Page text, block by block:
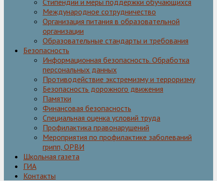
Стипендии и меры поддержки обучающихся
Международное сотрудничество
Организация питания в образовательной
организации
Образовательные стандарты и требования
Безопасность
Информационная безопасность. Обработка
персональных данных
Противодействие экстремизму и терроризму
Безопасность дорожного движения
Памятки
Финансовая безопасность
Специальная оценка условий труда
Профилактика правонарушений
Мероприятия по профилактике заболеваний
грипп, ОРВИ
Школьная газета
ГИА
Контакты